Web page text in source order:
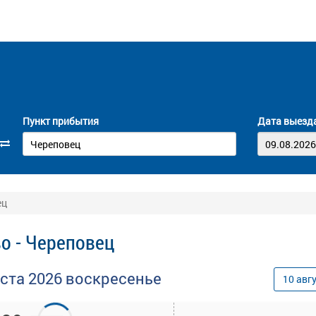
Пункт прибытия Дата
- Череповец
2026 воскресенье 10